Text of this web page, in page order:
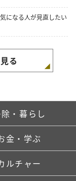
になる人が見直したい
る
・暮らし
金・学ぶ
ルチャー